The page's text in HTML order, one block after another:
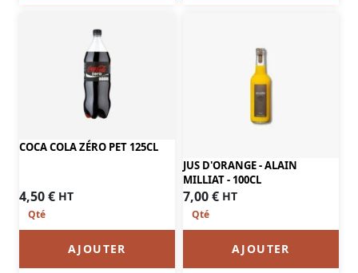
COCA COLA ZÉRO PET 125CL
4,50€ HT
AJOUTER
JUS D'ORANGE - ALAIN
MILLIAT - 100CL
7,00€ HT
AJOUTER